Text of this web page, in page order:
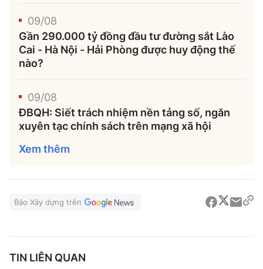
09/08
Gần 290.000 tỷ đồng đầu tư đường sắt Lào
Cai - Hà Nội - Hải Phòng được huy động thế
nào?
09/08
ĐBQH: Siết trách nhiệm nền tảng số, ngăn
xuyên tạc chính sách trên mạng xã hội
Xem thêm
Báo Xây dựng trên
TIN LIÊN QUAN